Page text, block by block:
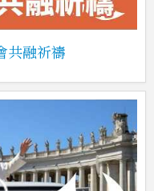
共融祈禱